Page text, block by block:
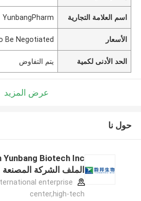
اسم العلامة التجارية YunbangPharm
الأسعار Be Negotiated
الحد الأدنى لكمية يتم التفاوض
عرض المزيد
حول نا
الملف الشركة المصنعة
enterprise
center,high-tech